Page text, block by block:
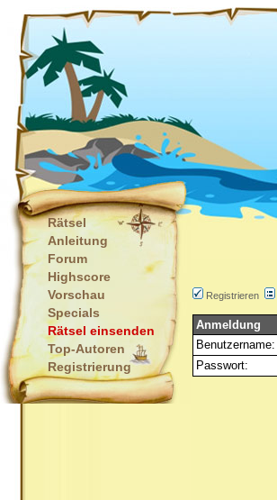
Rätsel
Anleitung
Forum
Highscore
Vorschau
Specials
Rätsel einsenden
Top-Autoren
Registrierung
Registrieren
Anmeldung
Benutzername:
Passwort: